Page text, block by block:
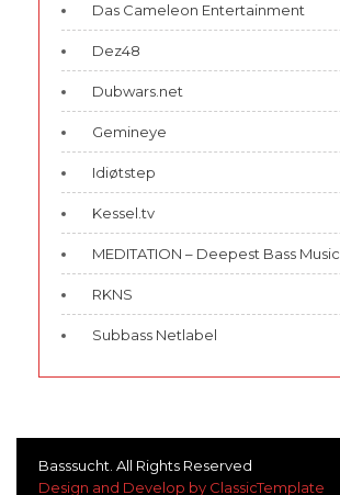
Das Cameleon Entertainment
Dez48
Dubwars.net
Gemineye
Idiøtstep
Kessel.tv
MEDITATION – Deepest Bass Music
RKNS
Subbass Netlabel
Basssucht. All Rights Reserved
Design and Develop by ClassicTemplate